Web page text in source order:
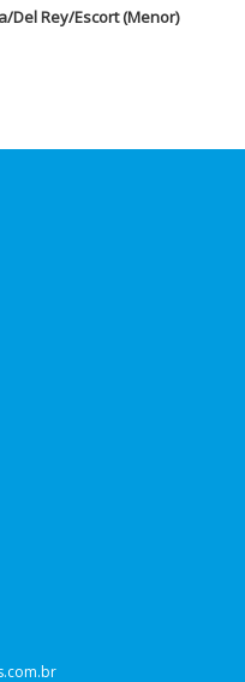
Del Rey/Escort (Menor)